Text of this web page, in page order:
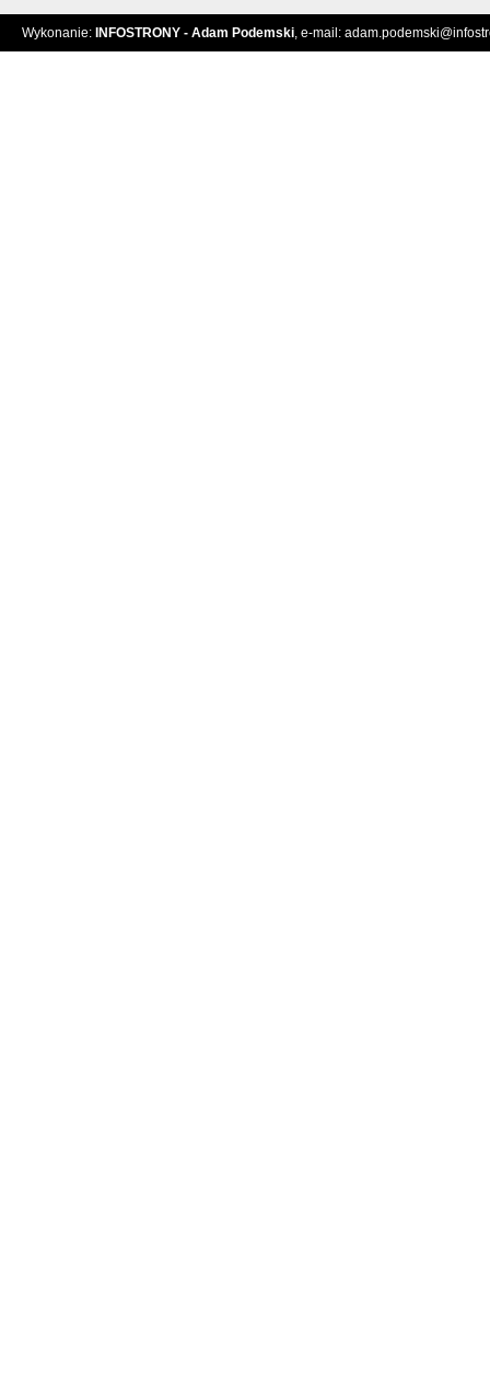
Wykonanie: INFOSTRONY - Adam Podemski, e-mail: